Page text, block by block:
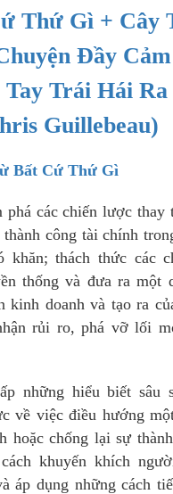
Thứ Gì + Cây
Đầy
Tay Trái Hái Ra
Guillebeau)
Bất Cứ Thứ Gì
phá các chiến lược thay
công tài chính
khăn; thách thức các
thống và đưa ra một
kinh doanh và tạo ra
rủi ro, phá vỡ lối
những hiểu biết sâu
về việc điều hướng
hoặc chống lại sự
khuyến khích
áp dụng những cách